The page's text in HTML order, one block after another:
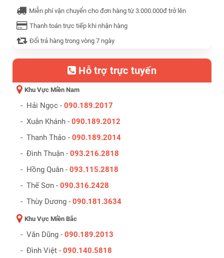
Miễn phí vận chuyển cho đơn hàng từ 3.000.000đ trở lên
Thanh toán trực tiếp khi nhận hàng
Đổi trả hàng trong vòng 7 ngày
Hỗ trợ trực tuyến
Khu Vực Miền Nam
- Hải Ngọc - 090.189.2017
- Xuân Khánh - 090.189.2012
- Thanh Thảo - 090.189.2014
- Đình Thuận - 093.216.2818
- Hồng Quân - 093.115.2818
- Thế Sơn - 090.316.2428
- Thùy Dương - 090.181.3634
Khu Vực Miền Bắc
- Văn Dũng - 090.189.2013
- Đình Việt - 090.140.5818